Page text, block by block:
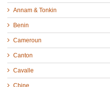
Annam & Tonkin
Benin
Cameroun
Canton
Cavalle